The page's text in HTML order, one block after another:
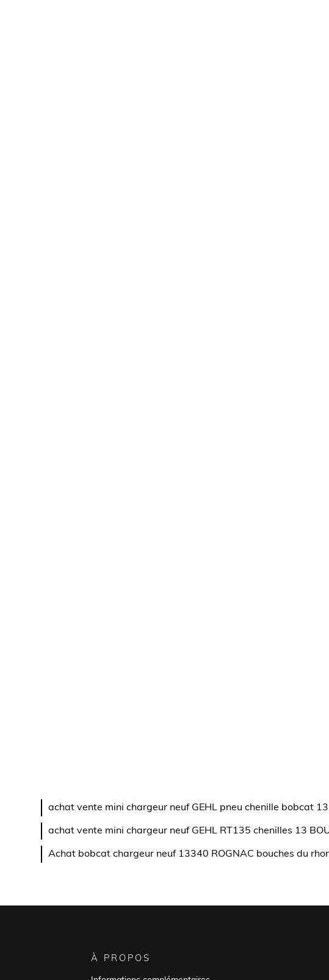
achat vente mini chargeur neuf GEHL pneu chenille bobcat
achat vente mini chargeur neuf GEHL RT135 chenilles 13
Achat bobcat chargeur neuf 13340 ROGNAC bouches du
À PROPOS